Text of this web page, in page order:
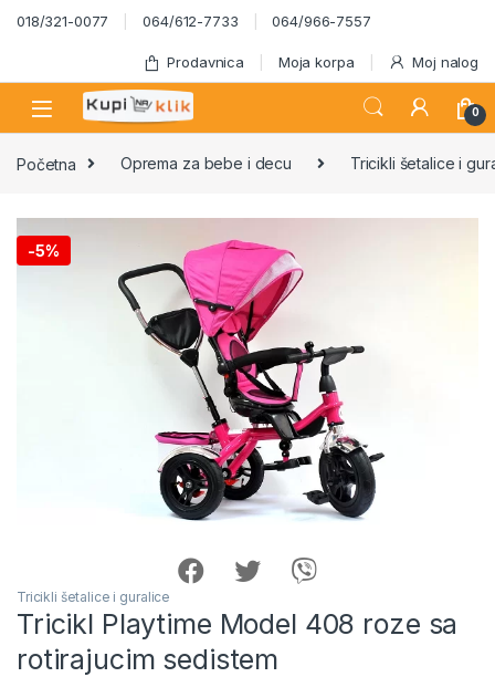
Skip to navigation
Skip to content
018/321-0077 064/612-7733 064/966-7557
Prodavnica Moja korpa Moj nalog
0
Početna Oprema za bebe i decu Tricikli šetalice i
-5%
Tricikli šetalice i guralice
Tricikl Playtime Model 408 roze sa
rotirajucim sedistem